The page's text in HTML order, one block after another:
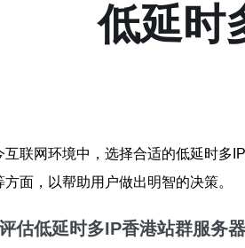
低延时
互联网环境中，选择合适的低延时多
面，以帮助用户做出明智的决策。
估低延时多IP香港站群服务